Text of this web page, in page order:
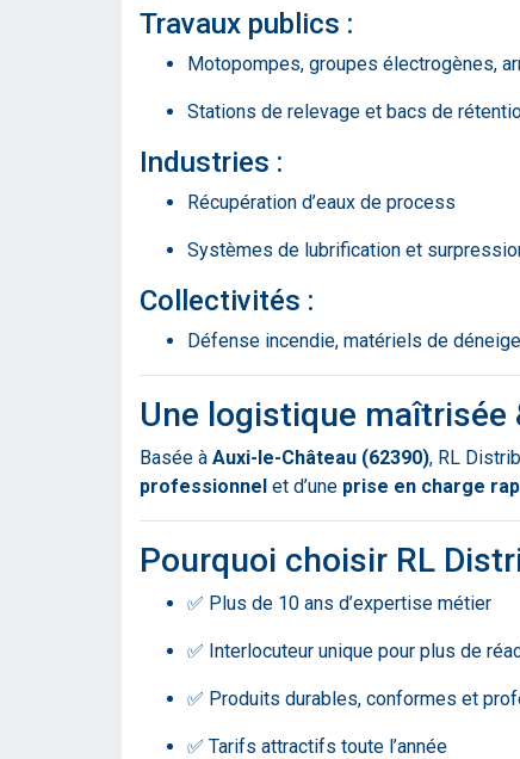
Travaux publics :
Motopompes, groupes électrogènes,
Stations de relevage et bacs de
Industries :
Récupération d’eaux de process
Systèmes de lubrification et
Collectivités :
Défense incendie, matériels de
Une logistique
Basée à Auxi-le-Château (62390), RL
professionnel et d’une prise en charge
Pourquoi choisir RL
✅ Plus de 10 ans d’expertise métier
✅ Interlocuteur unique pour plus de
✅ Produits durables, conformes et
✅ Tarifs attractifs toute l’année